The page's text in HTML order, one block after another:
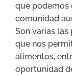
que podemos
comunidad
Son varias
que nos
alimentos,
oportunidad